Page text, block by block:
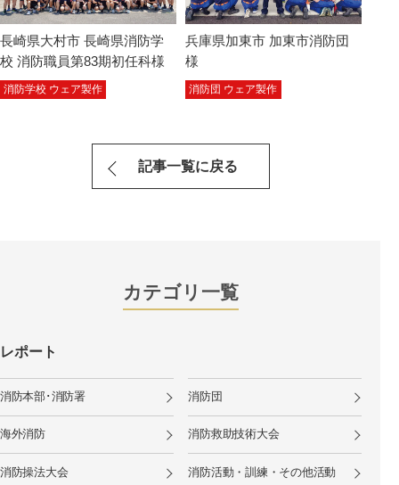
長崎県大村市 長崎県消防学
校 消防職員第83期初任科様
消防学校 ウェア製作
兵庫県加東市 加東市消防団
様
消防団 ウェア製作
記事一覧に戻る
カテゴリ一覧
レポート
消防本部･消防署 消防団
海外消防 消防救助技術大会
消防操法大会 消防活動・訓練・その他活動